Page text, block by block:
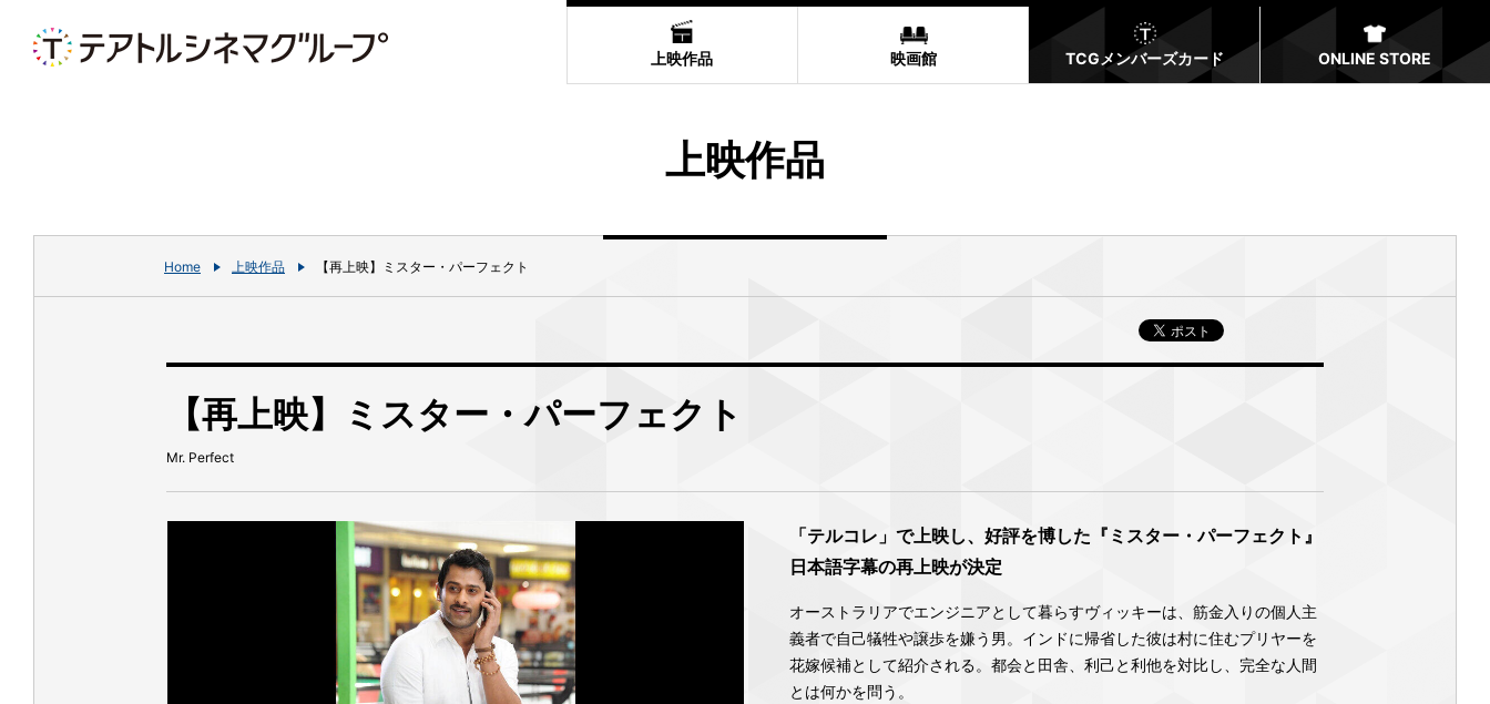
上映作品 映画館 TCGメンバーズカード ONLINE STORE
上映作品
Home 上映作品 【再上映】ミスター・パーフェクト
【再上映】ミスター・パーフェクト
Mr. Perfect
「テルコレ」で上映し、好評を博した『ミスター・パーフェクト』
日本語字幕の再上映が決定
オーストラリアでエンジニアとして暮らすヴィッキーは、筋金入りの個人主
義者で自己犠牲や譲歩を嫌う男。インドに帰省した彼は村に住むプリヤーを
花嫁候補として紹介される。都会と田舎、利己と利他を対比し、完全な人間
とは何かを問う。